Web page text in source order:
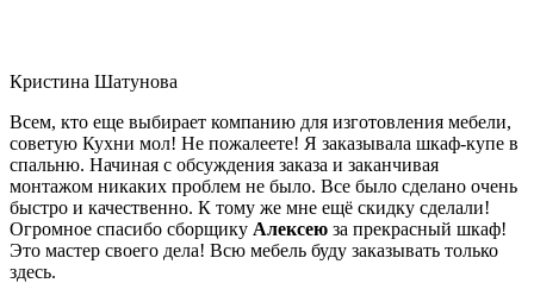
Кристина Шатунова
Всем, кто еще выбирает компанию для изготовления мебели,
советую Кухни мол! Не пожалеете! Я заказывала шкаф-купе в
спальню. Начиная с обсуждения заказа и заканчивая
монтажом никаких проблем не было. Все было сделано очень
быстро и качественно. К тому же мне ещё скидку сделали!
Огромное спасибо сборщику Алексею за прекрасный шкаф!
Это мастер своего дела! Всю мебель буду заказывать только
здесь.